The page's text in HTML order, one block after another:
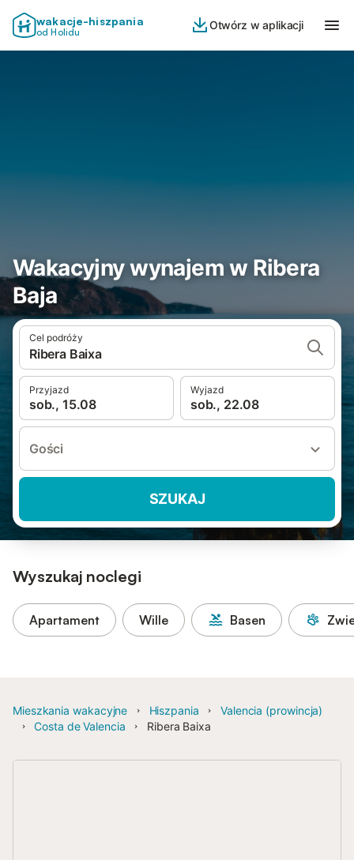
wakacje-hiszpania
od Holidu
Otwórz w aplikacji
Wakacyjny wynajem w Ribera
Baja
Cel podróży
Ribera Baixa
Przyjazd
sob., 15.08
Wyjazd
sob., 22.08
Gości
SZUKAJ
Wyszukaj noclegi
Apartament Wille Basen
Mieszkania wakacyjne Hiszpania
Valencia (prowincja)
Costa de Valencia
Ribera Baixa